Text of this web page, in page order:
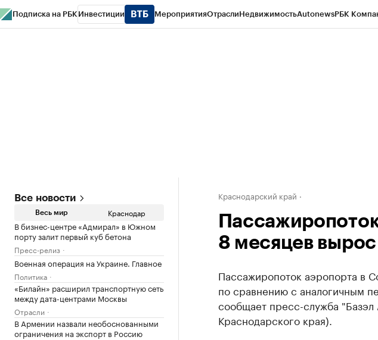
Подписка на РБК Инвестиции МероприятияОтраслиНедвижимостьAutonewsРБК
Все новости
Весь мир Краснодар
В бизнес-центре «Адмирал» в Южном
порту залит первый куб бетона
Пресс-релиз
Военная операция на Украине. Главное
Политика
«Билайн» расширил транспортную сеть
между дата-центрами Москвы
Отрасли
В Армении назвали необоснованными
ограничения на экспорт в Россию
Краснодарский край
8 месяцев
Пассажиропоток аэропорта в
по сравнению с аналогичным
сообщает пресс-служба
Краснодарского края).